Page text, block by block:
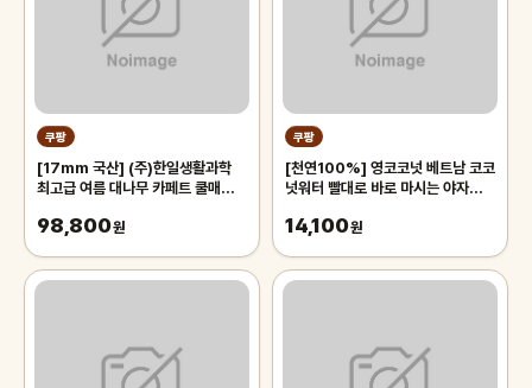
쿠팡
[17mm 국산] (주)한일생활과학
최고급 여름 대나무 카페트 쿨매트
침대 장판 자리_두꺼운 폭신한 튼튼
98,800원
쿠팡
[천연100%] 영코코넛 베트남 코코
넛워터 빨대로 바로 마시는 야자열매
(2과입)
14,100원